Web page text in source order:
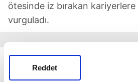
Reddet
ötesinde iz bırakan
vurguladı.